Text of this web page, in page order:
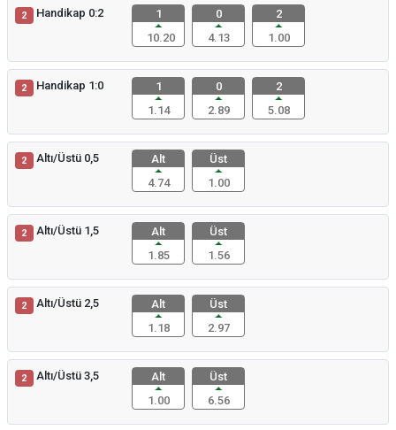
2 Handikap 0:2
1
10.20
0
4.13
2
1.00
2 Handikap 1:0
1
1.14
0
2.89
2
5.08
2 Altı/Üstü 0,5
Alt
4.74
Üst
1.00
2 Altı/Üstü 1,5
Alt
1.85
Üst
1.56
2 Altı/Üstü 2,5
Alt
1.18
Üst
2.97
2 Altı/Üstü 3,5
Alt
1.00
Üst
6.56